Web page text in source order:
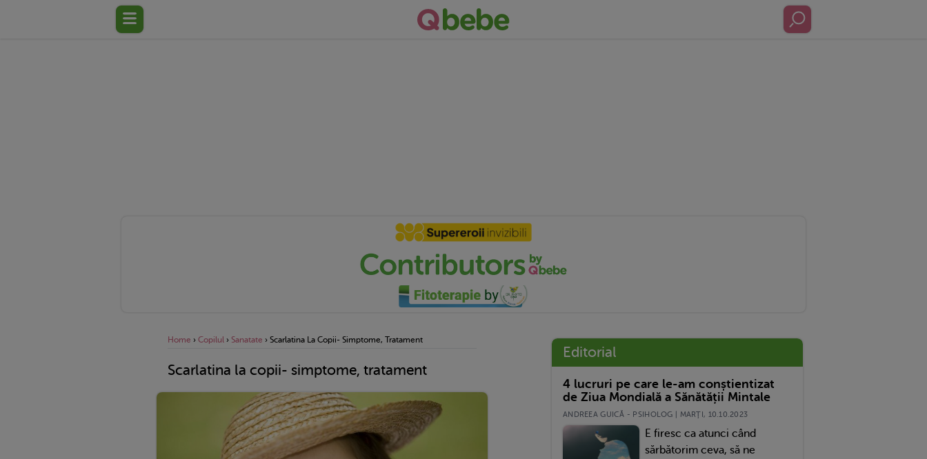
Home › Copilul › Sanatate › Scarlatina La Copii- Simptome, Tratament
Scarlatina la copii- simptome, tratament
Editorial
4 lucruri pe care le-am conștientizat
de Ziua Mondială a Sănătății Mintale
ANDREEA GUICĂ - PSIHOLOG | MARŢI, 10.10.2023
E firesc ca atunci când
sărbătorim ceva, să ne